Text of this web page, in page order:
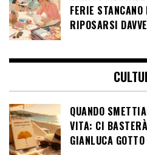
FERIE
RIPOSARSI
QUANDO
VITA: CI
GIANLUCA GOTTO